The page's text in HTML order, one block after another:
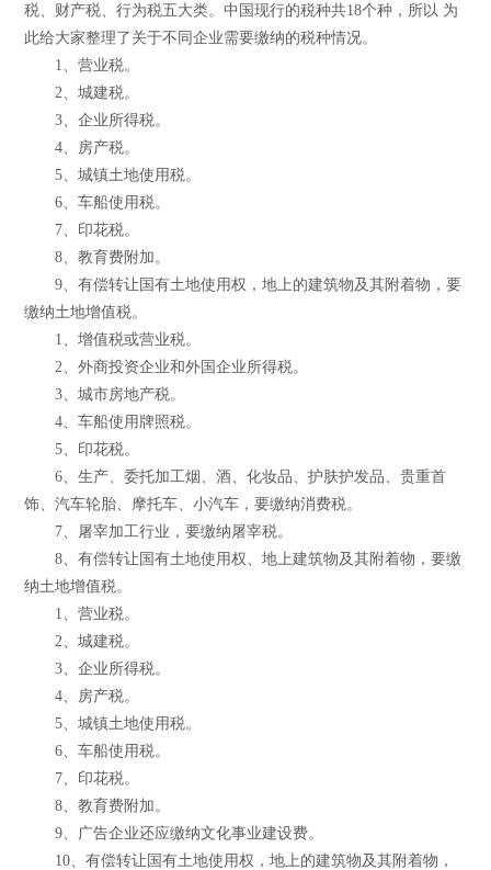
税、财产税、行为税五大类。中国现行的税种共18个种，所以 为
此给大家整理了关于不同企业需要缴纳的税种情况。
1、营业税。
2、城建税。
3、企业所得税。
4、房产税。
5、城镇土地使用税。
6、车船使用税。
7、印花税。
8、教育费附加。
9、有偿转让国有土地使用权，地上的建筑物及其附着物，要
缴纳土地增值税。
1、增值税或营业税。
2、外商投资企业和外国企业所得税。
3、城市房地产税。
4、车船使用牌照税。
5、印花税。
6、生产、委托加工烟、酒、化妆品、护肤护发品、贵重首
饰、汽车轮胎、摩托车、小汽车，要缴纳消费税。
7、屠宰加工行业，要缴纳屠宰税。
8、有偿转让国有土地使用权、地上建筑物及其附着物，要缴
纳土地增值税。
1、营业税。
2、城建税。
3、企业所得税。
4、房产税。
5、城镇土地使用税。
6、车船使用税。
7、印花税。
8、教育费附加。
9、广告企业还应缴纳文化事业建设费。
10、有偿转让国有土地使用权，地上的建筑物及其附着物，